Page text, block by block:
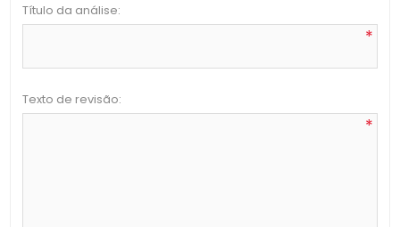
Título da análise:
*
Texto de revisão:
*